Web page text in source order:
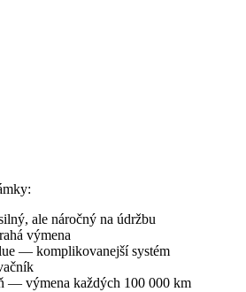
ale náročný na údržbu
výmena
— komplikovanejší systém
— výmena každých 100 000 km